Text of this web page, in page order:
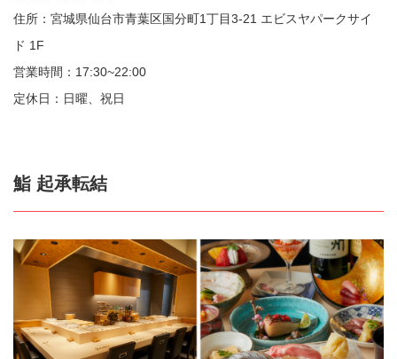
住所：宮城県仙台市青葉区国分町1丁目3-21 エビスヤパークサイ
ド 1F
営業時間：17:30~22:00
定休日：日曜、祝日
鮨 起承転結